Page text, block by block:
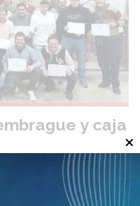
y caja
continúa con el